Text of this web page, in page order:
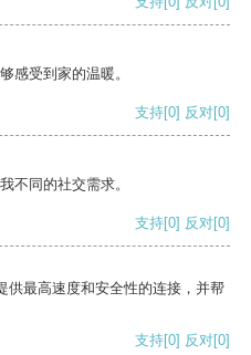
感受到家的温暖。
支持[0] 反对[0]
不同的社交需求。
支持[0] 反对[0]
供最高速度和安全性的连接，并帮
支持[0] 反对[0]